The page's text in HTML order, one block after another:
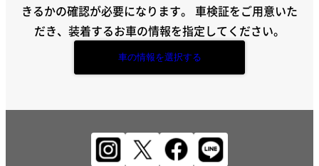
きるかの確認が必要になります。 車検証をご用意いた
だき、装着するお車の情報を指定してください。
車の情報を選択する